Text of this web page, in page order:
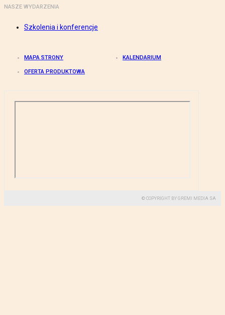
NASZE WYDARZENIA
Szkolenia i konferencje
MAPA STRONY KALENDARIUM
OFERTA PRODUKTOWA
© COPYRIGHT BY GREMI MEDIA SA